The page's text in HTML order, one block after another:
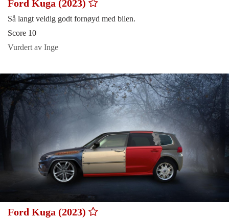
Ford Kuga (2023)
Så langt veldig godt fornøyd med bilen.
Score 10
Vurdert av Inge
Ford Kuga (2023)